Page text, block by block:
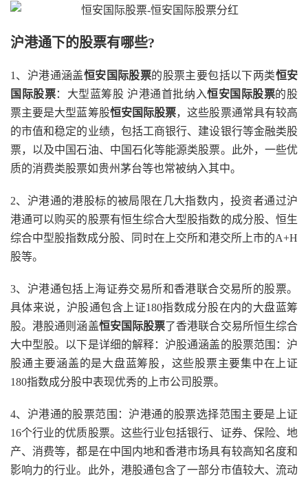
沪港通下的股票有哪些?
1、沪港通涵盖恒安国际股票的股票主要包括以下两类恒安
国际股票：大型蓝筹股 沪港通首批纳入恒安国际股票的股
票主要是大型蓝筹股恒安国际股票，这些股票通常具有较高
的市值和稳定的业绩，包括工商银行、建设银行等金融类股
票，以及中国石油、中国石化等能源类股票。此外，一些优
质的消费类股票如贵州茅台等也常被纳入其中。
2、沪港通的港股标的被局限在几大指数内，投资者通过沪
港通可以购买的股票有恒生综合大型股指数的成分股、恒生
综合中型股指数成分股、同时在上交所和港交所上市的A+H
股等。
3、沪港通包括上海证券交易所和香港联合交易所的股票。
具体来说，沪股通包含上证180指数成分股在内的大盘蓝筹
股。港股通则涵盖恒安国际股票了香港联合交易所恒生综合
大中型股。以下是详细的解释：沪股通涵盖的股票范围：沪
股通主要涵盖的是大盘蓝筹股，这些股票主要集中在上证
180指数成分股中表现优秀的上市公司股票。
4、沪港通的股票范围：沪港通的股票选择范围主要是上证
16个行业的优质股票。这些行业包括银行、证券、保险、地
产、消费等，都是在中国内地和香港市场具有较高知名度和
影响力的行业。此外，港股通包含了一部分市值较大、流动